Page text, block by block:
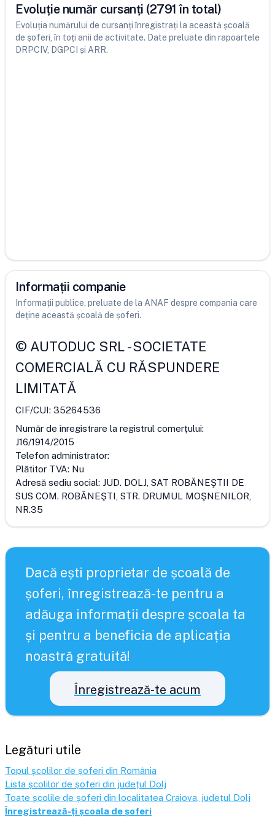
Evoluție număr cursanți (2791 în total)
Evoluția numărului de cursanți înregistrați la această școală
de șoferi, în toți anii de activitate. Date preluate din rapoartele
DRPCIV, DGPCI și ARR.
Informații companie
Informații publice, preluate de la ANAF despre compania care
deține această școală de șoferi.
© AUTODUC SRL-SOCIETATE
COMERCIALĂ CU RĂSPUNDERE
LIMITATĂ
CIF/CUI: 35264536
Număr de înregistrare la registrul comerțului:
J16/1914/2015
Telefon administrator:
Plătitor TVA: Nu
Adresă sediu social: JUD. DOLJ, SAT ROBĂNEŞTII DE
SUS COM. ROBĂNEŞTI, STR. DRUMUL MOŞNENILOR,
NR.35
Dacă ești proprietar de școală de
șoferi, înregistrează-te pentru a
adăuga informații despre școala ta
și pentru a beneficia de aplicația
noastră gratuită!
Înregistrează-te acum
Legături utile
Topul școlilor de șoferi din România
Lista școlilor de șoferi din județul Dolj
Toate școlile de șoferi din localitatea Craiova , județul Dolj
Înregistrează-ți școala de șoferi